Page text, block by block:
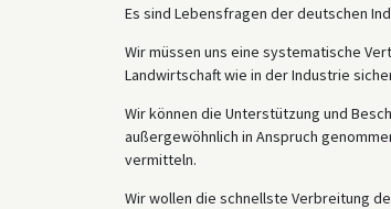
Es sind Lebensfragen der deutschen
Wir müssen uns eine systematische
Landwirtschaft wie in der Industrie
Wir können die Unterstützung und
außergewöhnlich in Anspruch
vermitteln.
Wir wollen die schnellste Verbreitung